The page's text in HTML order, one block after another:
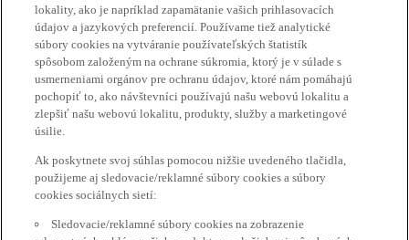
lokality, ako je napríklad zapamätanie vašich prihlasovacích
údajov a jazykových preferencií. Používame tiež analytické
súbory cookies na vytváranie používateľských štatistík
spôsobom založeným na ochrane súkromia, ktorý je v súlade s
usmerneniami orgánov pre ochranu údajov, ktoré nám pomáhajú
pochopiť to, ako návštevníci používajú našu webovú lokalitu a
zlepšiť našu webovú lokalitu, produkty, služby a marketingové
úsilie.
Ak poskytnete svoj súhlas pomocou nižšie uvedeného tlačidla,
použijeme aj sledovacie/reklamné súbory cookies a súbory
cookies sociálnych sietí:
Sledovacie/reklamné súbory cookies na zobrazenie